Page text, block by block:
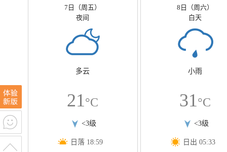
7日（周五）
夜间
多云
21°C
<3级
日落 18:59
8日（周六）
白天
小雨
31°C
<3级
日出 05:33